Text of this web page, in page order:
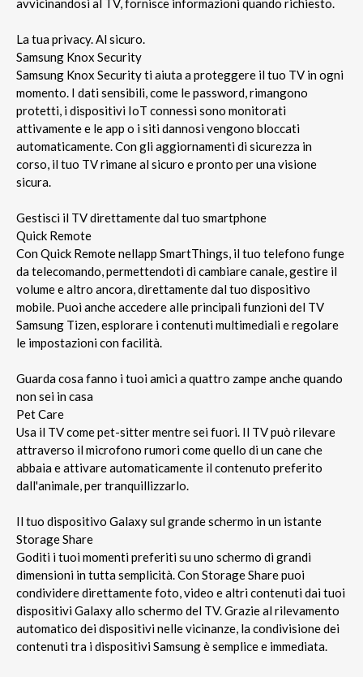
avvicinandosi al TV, fornisce informazioni quando richiesto.
La tua privacy. Al sicuro.
Samsung Knox Security
Samsung Knox Security ti aiuta a proteggere il tuo TV in ogni
momento. I dati sensibili, come le password, rimangono
protetti, i dispositivi IoT connessi sono monitorati
attivamente e le app o i siti dannosi vengono bloccati
automaticamente. Con gli aggiornamenti di sicurezza in
corso, il tuo TV rimane al sicuro e pronto per una visione
sicura.
Gestisci il TV direttamente dal tuo smartphone
Quick Remote
Con Quick Remote nellapp SmartThings, il tuo telefono funge
da telecomando, permettendoti di cambiare canale, gestire il
volume e altro ancora, direttamente dal tuo dispositivo
mobile. Puoi anche accedere alle principali funzioni del TV
Samsung Tizen, esplorare i contenuti multimediali e regolare
le impostazioni con facilità.
Guarda cosa fanno i tuoi amici a quattro zampe anche quando
non sei in casa
Pet Care
Usa il TV come pet-sitter mentre sei fuori. Il TV può rilevare
attraverso il microfono rumori come quello di un cane che
abbaia e attivare automaticamente il contenuto preferito
dall'animale, per tranquillizzarlo.
Il tuo dispositivo Galaxy sul grande schermo in un istante
Storage Share
Goditi i tuoi momenti preferiti su uno schermo di grandi
dimensioni in tutta semplicità. Con Storage Share puoi
condividere direttamente foto, video e altri contenuti dai tuoi
dispositivi Galaxy allo schermo del TV. Grazie al rilevamento
automatico dei dispositivi nelle vicinanze, la condivisione dei
contenuti tra i dispositivi Samsung è semplice e immediata.